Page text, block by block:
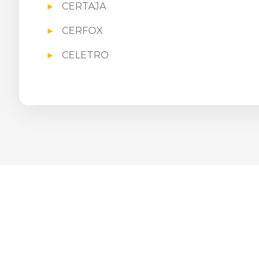
CERTAJA
CERFOX
CELETRO